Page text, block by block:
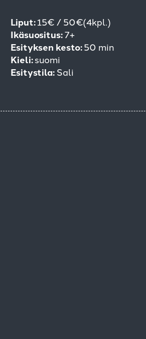
Liput:15€ / 50€(4kpl.)
Ikäsuositus:7+
Esityksen kesto:50 min
Kieli:suomi
Esitystila:Sali